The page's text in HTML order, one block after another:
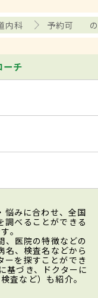
内科 予約可
ーチ
悩みに合わせ、全国
調べることができる
。
、医院の特徴などの
名、検査名などから
ーを探すことができ
基づき、ドクターに
査など）も紹介。